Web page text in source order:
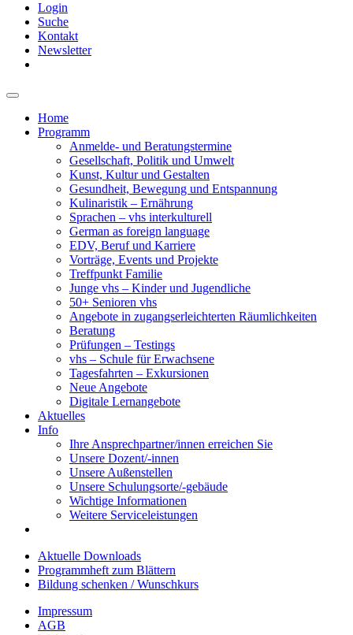
Login
Suche
Kontakt
Newsletter
Home
Programm
Anmelde- und Beratungstermine
Gesellschaft, Politik und Umwelt
Kunst, Kultur und Gestalten
Gesundheit, Bewegung und Entspannung
Kulinaristik – Ernährung
Sprachen – vhs interkulturell
German as foreign language
EDV, Beruf und Karriere
Vorträge, Events und Projekte
Treffpunkt Familie
Junge vhs – Kinder und Jugendliche
50+ Senioren vhs
Angebote in zugangserleichterten Räumlichkeiten
Beratung
Prüfungen – Testings
vhs – Schule für Erwachsene
Tagesfahrten – Exkursionen
Neue Angebote
Digitale Lernangebote
Aktuelles
Info
Ihre Ansprechpartner/innen erreichen Sie
Unsere Dozent/-innen
Unsere Außenstellen
Unsere Schulungsorte/-gebäude
Wichtige Informationen
Weitere Serviceleistungen
Aktuelle Downloads
Programmheft zum Blättern
Bildung schenken / Wunschkurs
Impressum
AGB